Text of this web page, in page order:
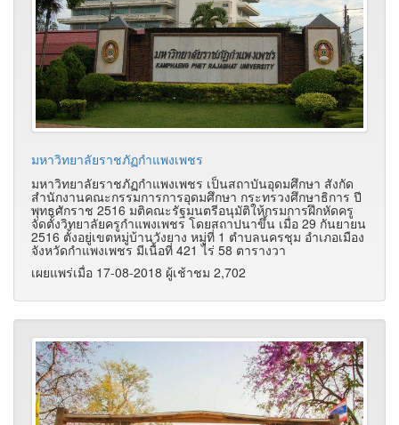
มหาวิทยาลัยราชภัฏกำแพงเพชร
มหาวิทยาลัยราชภัฏกำแพงเพชร เป็นสถาบันอุดมศึกษา สังกัด
สำนักงานคณะกรรมการการอุดมศึกษา กระทรวงศึกษาธิการ ปี
พุทธศักราช 2516 มติคณะรัฐมนตรีอนุมัติให้กรมการฝึกหัดครู
จัดตั้งวิทยาลัยครูกำแพงเพชร โดยสถาปนาขึ้น เมื่อ 29 กันยายน
2516 ตั้งอยู่เขตหมู่บ้านวังยาง หมู่ที่ 1 ตำบลนครชุม อำเภอเมือง
จังหวัดกำแพงเพชร มีเนื้อที่ 421 ไร่ 58 ตารางวา
เผยแพร่เมื่อ 17-08-2018 ผู้เช้าชม 2,702